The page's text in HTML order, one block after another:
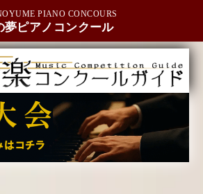
PIANO CONCOURS
夢ピアノコンクール